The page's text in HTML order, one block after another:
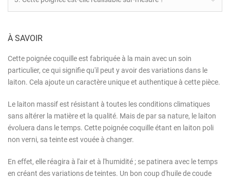
À SAVOIR
Cette poignée coquille est fabriquée à la main avec un soin
particulier, ce qui signifie qu'il peut y avoir des variations dans le
laiton. Cela ajoute un caractère unique et authentique à cette pièce.
Le laiton massif est résistant à toutes les conditions climatiques
sans altérer la matière et la qualité. Mais de par sa nature, le laiton
évoluera dans le temps. Cette poignée coquille étant en laiton poli
non verni, sa teinte est vouée à changer.
En effet, elle réagira à l'air et à l'humidité ; se patinera avec le temps
en créant des variations de teintes. Un bon coup d'huile de coude